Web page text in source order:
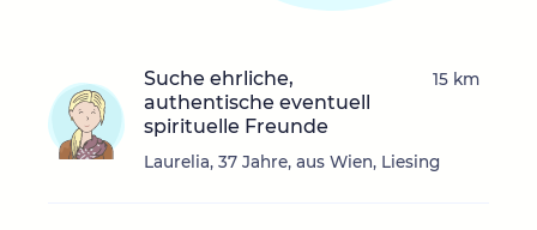
Suche ehrliche,
authentische eventuell
spirituelle Freunde
Laurelia, 37 Jahre, aus Wien, Liesing
15 km